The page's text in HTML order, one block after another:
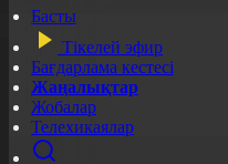
Басты
Тікелей эфир
Бағдарлама кестесі
Жаңалықтар
Жобалар
Телехикаялар